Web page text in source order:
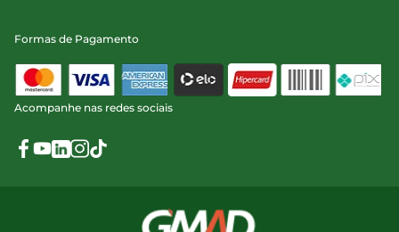
Formas de Pagamento
Acompanhe nas redes sociais